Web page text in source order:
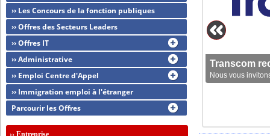
Transcom
Nous vous
›› Les Concours de la fonction publiques
›› Offres des Secteurs Leaders
›› Offres IT
›› Administrative
›› Emploi Centre d'Appel
›› Immigration emploi à l'étranger
Parcourir les Offres
››Entreprise